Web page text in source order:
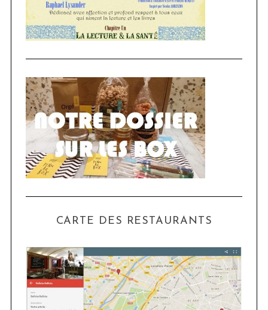
CARTE DES RESTAURANTS